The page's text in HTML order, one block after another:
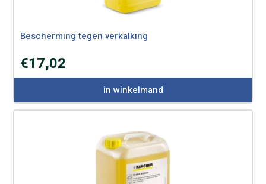
Bescherming tegen verkalking
€17,02
in winkelmand